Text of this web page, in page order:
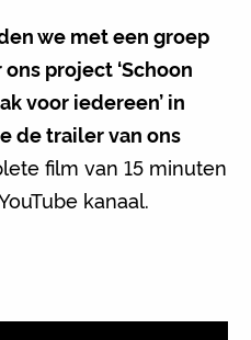
we met een groep
project ‘Schoon
voor iedereen’ in
de trailer van ons
film van 15 minuten
kanaal.